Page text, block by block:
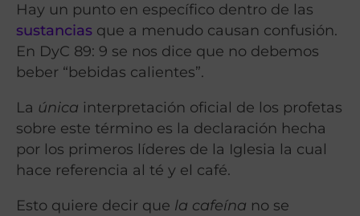
Hay un punto en específico dentro de las
sustancias que a menudo causan confusión.
En DyC 89: 9 se nos dice que no debemos
beber “bebidas calientes”.
La única interpretación oficial de los profetas
sobre este término es la declaración hecha
por los primeros líderes de la Iglesia la cual
hace referencia al té y el café.
Esto quiere decir que la cafeína no se